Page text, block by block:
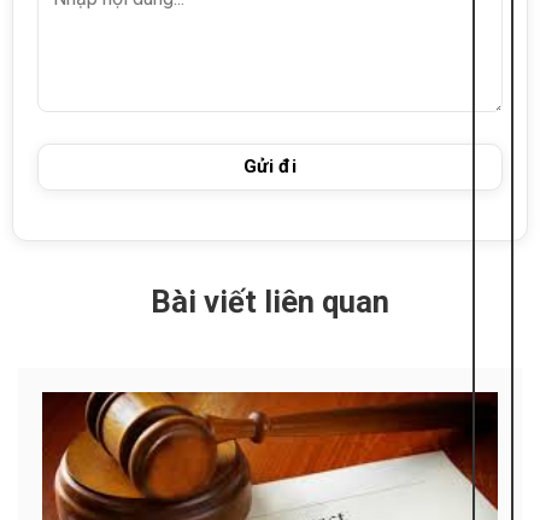
Bài viết liên quan